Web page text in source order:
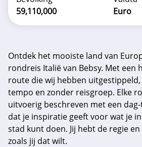
59,110,000
Euro
Ontdek het mooiste land van
rondreis Italië van Bebsy. Met een
route die wij hebben
tempo en zonder reisgroep. Elke
uitvoerig beschreven met een
dat je inspiratie geeft voor wat je
stad kunt doen. Jij hebt de regie
zoals jij dat wilt.